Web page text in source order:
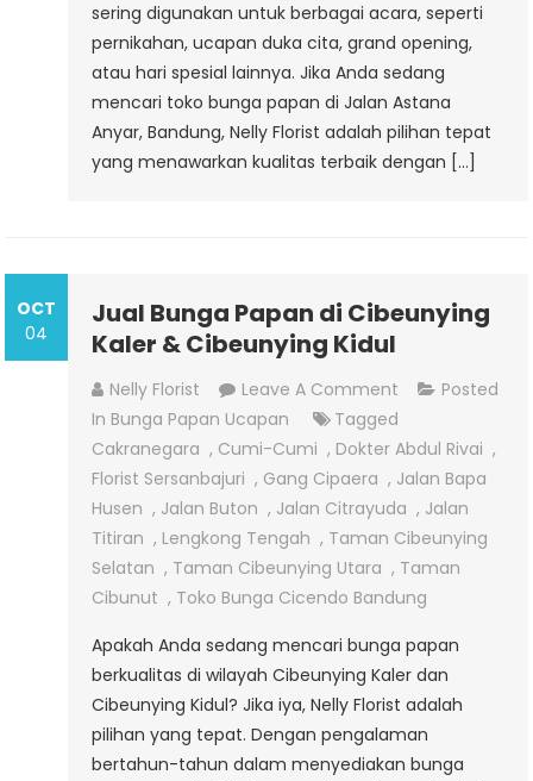
sering digunakan untuk berbagai acara, seperti
pernikahan, ucapan duka cita, grand opening,
atau hari spesial lainnya. Jika Anda sedang
mencari toko bunga papan di Jalan Astana
Anyar, Bandung, Nelly Florist adalah pilihan tepat
yang menawarkan kualitas terbaik dengan […]
OCT
04
Jual Bunga Papan di Cibeunying
Kaler & Cibeunying Kidul
Nelly Florist Leave A Comment On
Bunga
Papan
Di
Cibeunying
Kaler
&
Kidul
Posted
In Bunga Papan Ucapan
Tagged
Cakranegara , Cumi-Cumi , Dokter Abdul Rivai ,
Florist Sersanbajuri , Gang Cipaera , Jalan Bapa
Husen , Jalan Buton , Jalan Citrayuda , Jalan
Titiran , Lengkong Tengah , Taman Cibeunying
Selatan , Taman Cibeunying Utara , Taman
Cibunut , Toko Bunga Cicendo Bandung
Apakah Anda sedang mencari bunga papan
berkualitas di wilayah Cibeunying Kaler dan
Cibeunying Kidul? Jika iya, Nelly Florist adalah
pilihan yang tepat. Dengan pengalaman
bertahun-tahun dalam menyediakan bunga